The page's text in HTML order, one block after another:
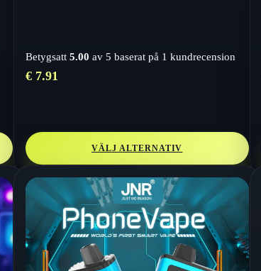
Betygsatt 5.00 av 5 baserat på 1 kundrecension
€ 7.91
VÄLJ ALTERNATIV